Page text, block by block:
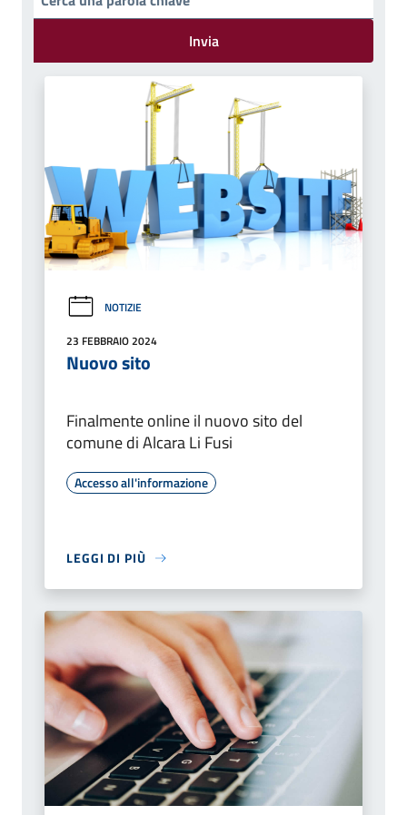
Invia
NOTIZIE
23 FEBBRAIO 2024
Nuovo sito
Finalmente online il nuovo sito del
comune di Alcara Li Fusi
Accesso all'informazione
LEGGI DI PIÙ